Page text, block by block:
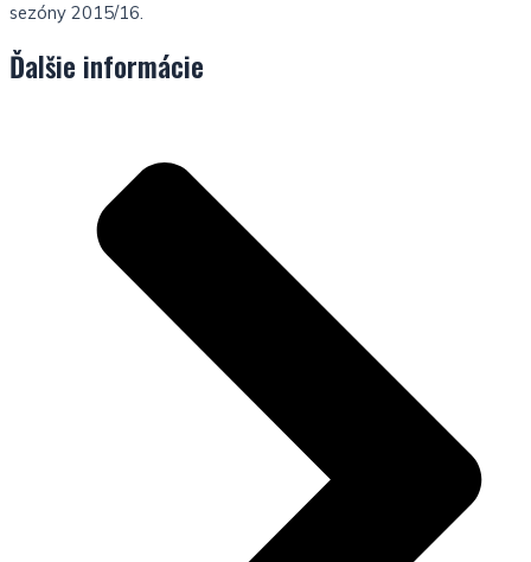
sezóny 2015/16.
Ďalšie informácie